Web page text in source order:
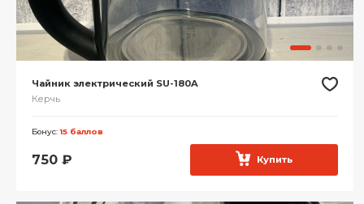
Чайник электрический SU-180A
Керчь
Бонус:15 баллов
750 ₽ Купить